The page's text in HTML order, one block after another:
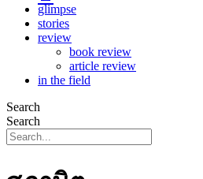
glimpse
stories
review
book review
article review
in the field
Search
Search